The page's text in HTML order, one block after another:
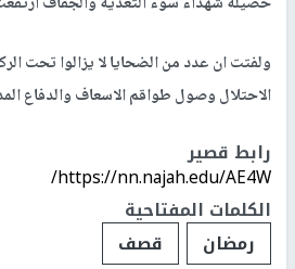
ولفتت ان عدد من الضحايا لا يزالوا تحت
الاحتلال وصول طواقم الاسعاف والدفاع
رابط قصير
https://nn.najah.edu/AE4W/
الكلمات المفتاحية
رمضان
قصف